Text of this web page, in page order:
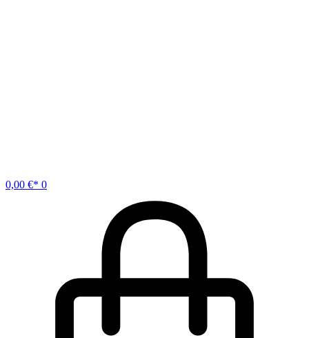
0,00 € 0